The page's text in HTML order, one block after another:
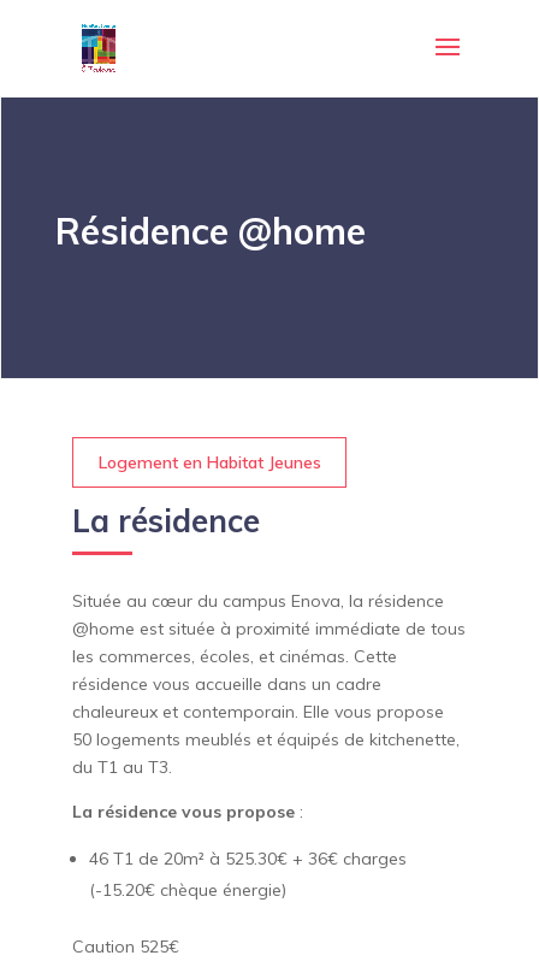
Résidence @home
Logement en Habitat Jeunes
La résidence
Située au cœur du campus Enova, la résidence
@home est située à proximité immédiate de tous
les commerces, écoles, et cinémas. Cette
résidence vous accueille dans un cadre
chaleureux et contemporain. Elle vous propose
50 logements meublés et équipés de kitchenette,
du T1 au T3.
La résidence vous propose:
46 T1 de 20m² à 525.30€ + 36€ charges
(-15.20€ chèque énergie)
Caution 525€